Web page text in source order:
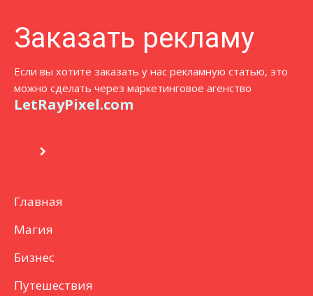
Заказать рекламу
Если вы хотите заказать у нас рекламную статью, это
можно сделать через маркетинговое агенство
LetRayPixel.com
Главная
Магия
Бизнес
Путешествия